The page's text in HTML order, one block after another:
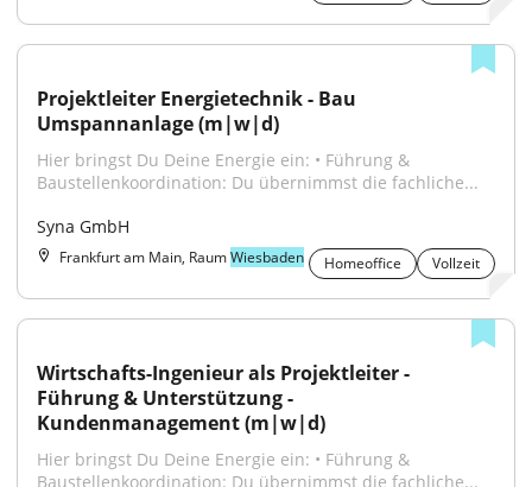
Projektleiter Energietechnik - Bau
Umspannanlage (m|w|d)
Hier bringst Du Deine Energie ein: • Führung &
Baustellenkoordination: Du übernimmst die fachliche...
Syna GmbH
Frankfurt am Main, RaumWiesbaden Homeoffice Vollzeit
Wirtschafts-Ingenieur als Projektleiter -
Führung & Unterstützung -
Kundenmanagement (m|w|d)
Hier bringst Du Deine Energie ein: • Führung &
Baustellenkoordination: Du übernimmst die fachliche...